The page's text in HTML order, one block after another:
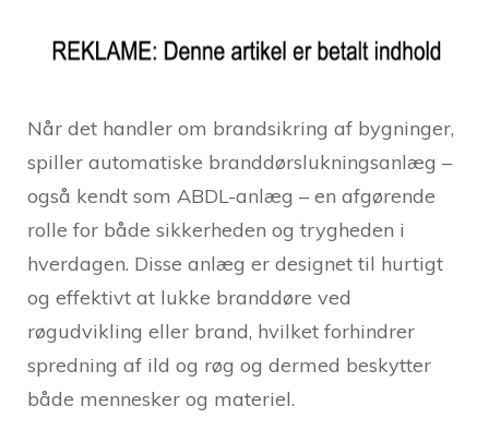
Når det handler om brandsikring af bygninger,
spiller automatiske branddørslukningsanlæg –
også kendt som ABDL-anlæg – en afgørende
rolle for både sikkerheden og trygheden i
hverdagen. Disse anlæg er designet til hurtigt
og effektivt at lukke branddøre ved
røgudvikling eller brand, hvilket forhindrer
spredning af ild og røg og dermed beskytter
både mennesker og materiel.